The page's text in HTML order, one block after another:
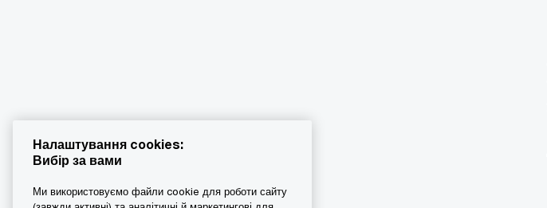
Налаштування cookies:
Вибір за вами
Ми використовуємо файли cookie для роботи сайту